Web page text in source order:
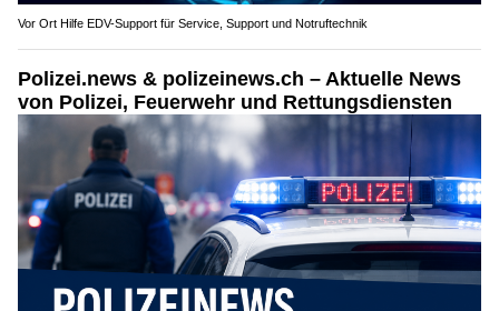
Vor Ort Hilfe EDV-Support für Service, Support und Notruftechnik
Polizei.news & polizeinews.ch – Aktuelle News
von Polizei, Feuerwehr und Rettungsdiensten